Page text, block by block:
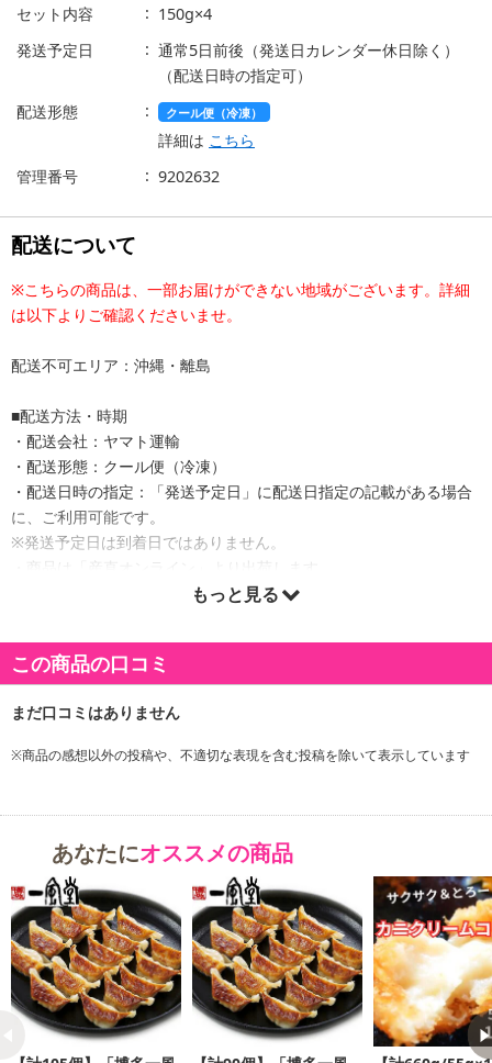
セット内容
150g×4
発送予定日
通常5日前後（発送日カレンダー休日除く）
（配送日時の指定可）
配送形態
クール便（冷凍）
詳細は こちら
管理番号
9202632
配送について
※こちらの商品は、一部お届けができない地域がございます。詳細
は以下よりご確認くださいませ。
配送不可エリア：沖縄・離島
■配送方法・時期
・配送会社：ヤマト運輸
・配送形態：クール便（冷凍）
・配送日時の指定：「発送予定日」に配送日指定の記載がある場合
に、ご利用可能です。
※発送予定日は到着日ではありません。
・商品は「産直オンライン」より出荷します。
商品詳細
シェフである菰田欣也さん監修のこだわり本格中華をお届けいたし
ます。
もっと見る
この商品の口コミ
※商品の感想以外の投稿や、不適切な表現を含む投稿を除いて表示しています
あなたにオススメの商品